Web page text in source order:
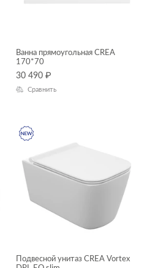
Ванна прямоугольная CREA
170*70
30 490 ₽
Сравнить
Подвесной унитаз CREA Vortex